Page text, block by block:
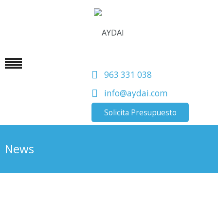
963 331 038
info@aydai.com
Solicita Presupuesto
News